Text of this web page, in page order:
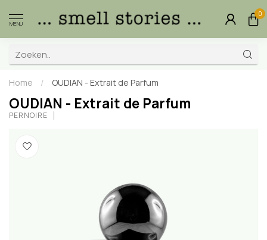
MENU
0
Home / OUDIAN - Extrait de Parfum
OUDIAN - Extrait de Parfum
PERNOIRE